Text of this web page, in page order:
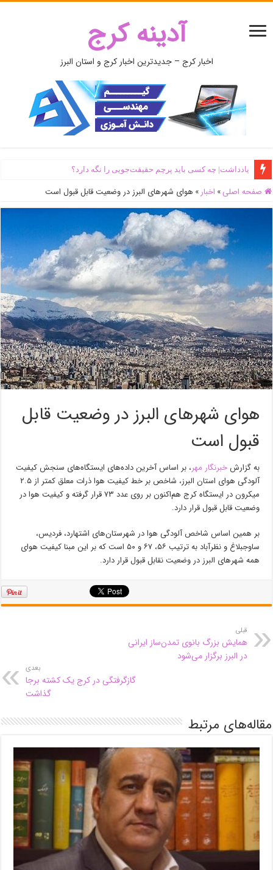
آدینه کرج
اخبار کرج – جدیدترین اخبار کرج و استان البرز
یادداشت| ‌چه کسی باید پرچم حقیقت‌جویی را نگه دارد؟
صفحه اصلی » اخبار » هوای شهرهای البرز در وضعیت قابل قبول است
هوای شهرهای البرز در وضعیت قابل
قبول است
به گزارش خبرنگار مهر، بر اساس آخرین داده‌های ایستگاه‌های سنجش کیفیت
آلودگی هوای استان البرز، شاخص بر خط کیفیت هوا ذرات معلق کمتر از ۲.۵
میکرون در ایستگاه کرج هم‌اکنون بر روی عدد ۷۳ قرار گرفته و کیفیت هوا در
وضعیت قابل قبول قرار دارد.
بر همین اساس شاخص آلودگی هوا در شهرستان‌های اشتهارد، فردیس،
ساوجبلاغ و نظرآباد به ترتیب ۵۶، ۶۷ و ۵۰ است که بر این مبنا کیفیت هوای
همه شهرهای البرز در وضعیتنقابلقبول قرار دارد.
قبلی
همایش بزرگ بانوی تمدن‌ساز ایرانی
در البرز برگزار می‌شود
بعدی
گازگرفتگی در کرج یک کشته برجا
گذاشت
مقاله‌های مرتبط